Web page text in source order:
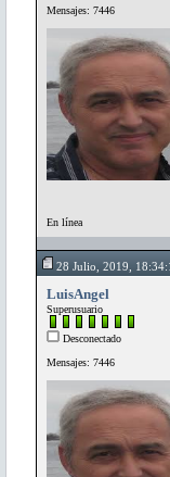
Mensajes: 7446
En línea
28 Julio, 2019,
LuisAngel
Superusuario
Desconectado
Mensajes: 7446